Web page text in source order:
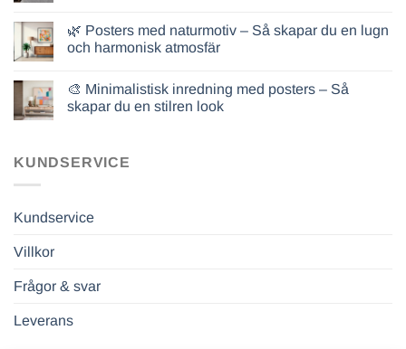
🌿 Posters med naturmotiv – Så skapar du en lugn
och harmonisk atmosfär
🎨 Minimalistisk inredning med posters – Så
skapar du en stilren look
KUNDSERVICE
Kundservice
Villkor
Frågor & svar
Leverans